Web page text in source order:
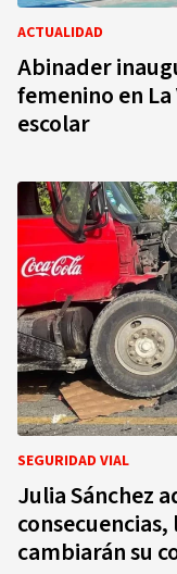
ACTUALIDAD
Abinader
femenino en
escolar
SEGURIDAD VIAL
Julia Sánchez
cambiarán su